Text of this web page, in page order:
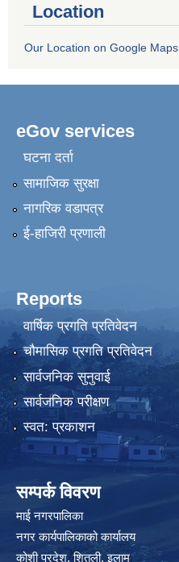
Location
Our Location on Google Maps
eGov services
घटना दर्ता
सामाजिक सुरक्षा
नागरिक वडापत्र
ई-हाजिरी प्रणाली
Reports
वार्षिक प्रगति प्रतिवेदन
चौमासिक प्रगति प्रतिवेदन
सार्वजनिक सुनुवाई
सार्वजनिक परीक्षण
स्वत: प्रकाशन
सम्पर्क विवरण
माई नगरपालिका
नगर कार्यपालिकाको कार्यालय
कोशी प्रदेश, शितली, इलाम